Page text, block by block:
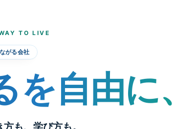
TO LIVE
がる会社
を自由に、
も、学び方も。